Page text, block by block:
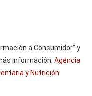
a Consumidor” y
información: Agencia
y Nutrición